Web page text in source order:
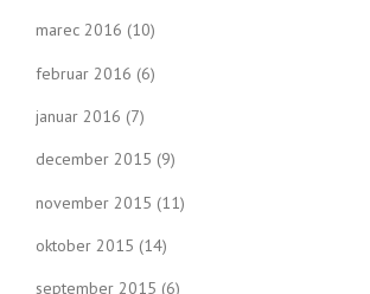
marec 2016 (10)
februar 2016 (6)
januar 2016 (7)
december 2015 (9)
november 2015 (11)
oktober 2015 (14)
september 2015 (6)